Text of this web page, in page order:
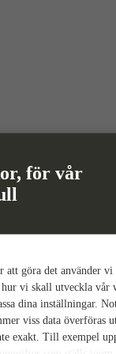
för vår
göra det använder vi
vi skall utveckla vår
dina inställningar.
viss data överföras
exakt. Till exempel